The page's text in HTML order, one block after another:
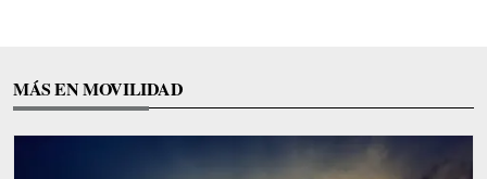
MÁS EN MOVILIDAD